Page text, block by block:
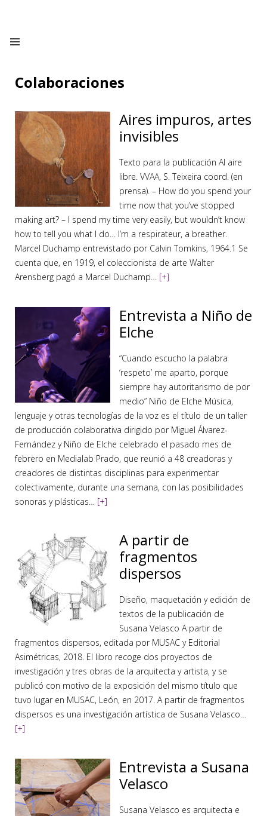
Colaboraciones
Aires impuros, artes
invisibles
Texto para la publicación Al aire
libre. VVAA, S. Teixeira coord. (en
prensa). – How do you spend your
time now that you’ve stopped
making art? – I spend my time very easily, but wouldn’t know
how to tell you what I do… I’m a respirateur, a breather.
Marcel Duchamp entrevistado por Calvin Tomkins, 1964.1 Se
cuenta que, en 1919, el coleccionista de arte Walter
Arensberg pagó a Marcel Duchamp… [+]
Entrevista a Niño de
Elche
“Cuando escucho la palabra
‘respeto’ me aparto, porque
siempre hay autoritarismo de por
medio” Niño de Elche Música,
lenguaje y otras tecnologías de la voz es el título de un taller
de producción colaborativa dirigido por Miguel Álvarez-
Fernández y Niño de Elche celebrado el pasado mes de
febrero en Medialab Prado, que reunió a 48 creadoras y
creadores de distintas disciplinas para experimentar
colectivamente, durante una semana, con las posibilidades
sonoras y plásticas… [+]
A partir de
fragmentos
dispersos
Diseño, maquetación y edición de
textos de la publicación de
Susana Velasco A partir de
fragmentos dispersos, editada por MUSAC y Editorial
Asimétricas, 2018. El libro recoge dos proyectos de
investigación y tres obras de la arquitecta y artista, y se
publicó con motivo de la exposición del mismo título que
tuvo lugar en MUSAC, León, en 2017. A partir de fragmentos
dispersos es una investigación artística de Susana Velasco…
[+]
Entrevista a Susana
Velasco
Susana Velasco es arquitecta e